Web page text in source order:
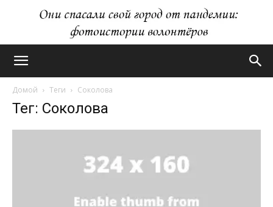
Домой Теги Соколова
Тег: Соколова